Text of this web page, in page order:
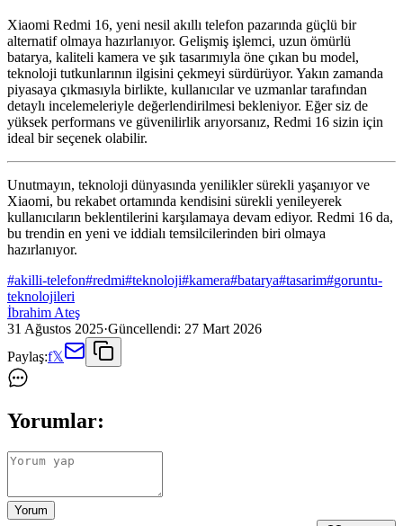
Xiaomi Redmi 16, yeni nesil akıllı telefon pazarında güçlü bir
alternatif olmaya hazırlanıyor. Gelişmiş işlemci, uzun ömürlü
batarya, kaliteli kamera ve şık tasarımıyla öne çıkan bu model,
teknoloji tutkunlarının ilgisini çekmeyi sürdürüyor. Yakın zamanda
piyasaya çıkmasıyla birlikte, kullanıcılar ve uzmanlar tarafından
detaylı incelemeleriyle değerlendirilmesi bekleniyor. Eğer siz de
yüksek performans ve güvenilirlik arıyorsanız, Redmi 16 sizin için
ideal bir seçenek olabilir.
Unutmayın, teknoloji dünyasında yenilikler sürekli yaşanıyor ve
Xiaomi, bu rekabet ortamında kendisini sürekli yenileyerek
kullanıcıların beklentilerini karşılamaya devam ediyor. Redmi 16 da,
bu trendin en yeni ve iddialı temsilcilerinden biri olmaya
hazırlanıyor.
#akilli-telefon#redmi#teknoloji#kamera#batarya#tasarim#goruntu-
teknolojileri
İbrahim Ateş
31 Ağustos 2025·Güncellendi: 27 Mart 2026
Paylaş:f𝕏
Yorumlar:
Yorum